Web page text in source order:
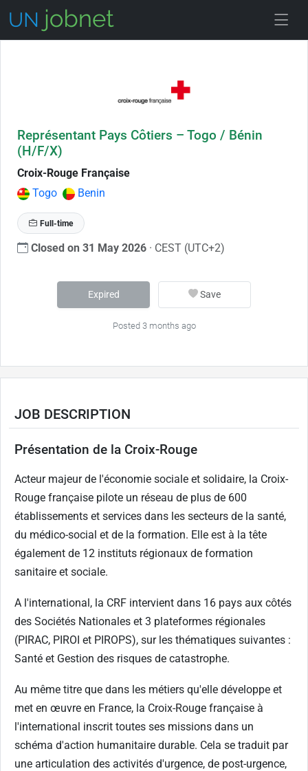
Représentant Pays Côtiers – Togo / Bénin
(H/F/X)
Croix-Rouge Française
Togo
Benin
Full-time
Closed on 31 May 2026 · CEST (UTC+2)
Expired Save
Posted 3 months ago
JOB DESCRIPTION
Présentation de la Croix-Rouge
Acteur majeur de l'économie sociale et solidaire, la Croix-
Rouge française pilote un réseau de plus de 600
établissements et services dans les secteurs de la santé,
du médico-social et de la formation. Elle est à la tête
également de 12 instituts régionaux de formation
sanitaire et sociale.
A l'international, la CRF intervient dans 16 pays aux côtés
des Sociétés Nationales et 3 plateformes régionales
(PIRAC, PIROI et PIROPS), sur les thématiques suivantes :
Santé et Gestion des risques de catastrophe.
Au même titre que dans les métiers qu'elle développe et
met en œuvre en France, la Croix-Rouge française à
l'international inscrit toutes ses missions dans un
schéma d'action humanitaire durable. Cela se traduit par
une articulation des activités d'urgence, de post-urgence,